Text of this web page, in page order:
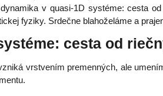
v quasi-1D systéme: cesta
fyziky. Srdečne blahoželáme a
cesta od
vrstvením premenných, ale